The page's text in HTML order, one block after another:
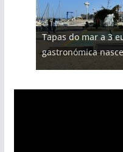
Tapas do mar a 3
gastronómica
Milagre da água.
Algarve voltam a ter
Projeto milionário:
milhões de euros
hotéis (com vídeo)
Foto do dia: uma
entre redes e
Tempestades
arribas em risco no